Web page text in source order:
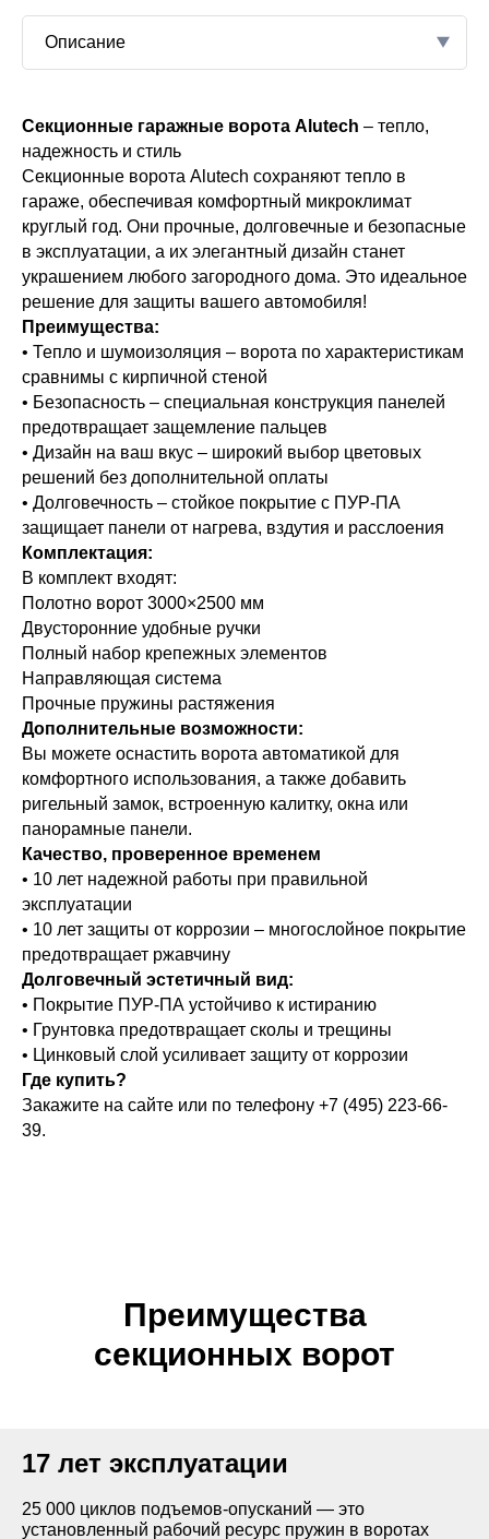
Описание
Секционные гаражные ворота Alutech – тепло,
надежность и стиль
Секционные ворота Alutech сохраняют тепло в
гараже, обеспечивая комфортный микроклимат
круглый год. Они прочные, долговечные и безопасные
в эксплуатации, а их элегантный дизайн станет
украшением любого загородного дома. Это идеальное
решение для защиты вашего автомобиля!
Преимущества:
• Тепло и шумоизоляция – ворота по характеристикам
сравнимы с кирпичной стеной
• Безопасность – специальная конструкция панелей
предотвращает защемление пальцев
• Дизайн на ваш вкус – широкий выбор цветовых
решений без дополнительной оплаты
• Долговечность – стойкое покрытие с ПУР-ПА
защищает панели от нагрева, вздутия и расслоения
Комплектация:
В комплект входят:
Полотно ворот 3000×2500 мм
Двусторонние удобные ручки
Полный набор крепежных элементов
Направляющая система
Прочные пружины растяжения
Дополнительные возможности:
Вы можете оснастить ворота автоматикой для
комфортного использования, а также добавить
ригельный замок, встроенную калитку, окна или
панорамные панели.
Качество, проверенное временем
• 10 лет надежной работы при правильной
эксплуатации
• 10 лет защиты от коррозии – многослойное покрытие
предотвращает ржавчину
Долговечный эстетичный вид:
• Покрытие ПУР-ПА устойчиво к истиранию
• Грунтовка предотвращает сколы и трещины
• Цинковый слой усиливает защиту от коррозии
Где купить?
Закажите на сайте или по телефону +7 (495) 223-66-
39.
40
в
регионов
холодным
из
стали
к
и прочность
от
шума и
воздуха.
с
роликом
за плавное
по
ворот
незаметны.
Секционные ворота M-
Ворота с рисунком M-гофр
коттеджей.
S-гофр,
RAL 5010
и для
его
гаражей с
потолками,
без
над
210 мм для
Низкий
Применяется в помещениях с
Притолока — от 100 мм для ворот с
управлением и не менее 140 мм для
автоматическим.
Преимущества
секционных ворот
17 лет эксплуатации
25 000 циклов подъемов-опусканий — это
установленный рабочий ресурс пружин в воротах